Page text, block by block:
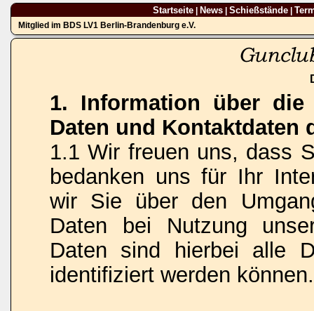
Startseite| News| Schießstände|
Mitglied im BDS LV1 Berlin-Brandenburg e.V.
1. Information über die
Daten und Kontaktdaten
1.1 Wir freuen uns, dass
bedanken uns für Ihr
wir Sie über den
Daten bei Nutzung
Daten sind hierbei alle
identifiziert werden können.